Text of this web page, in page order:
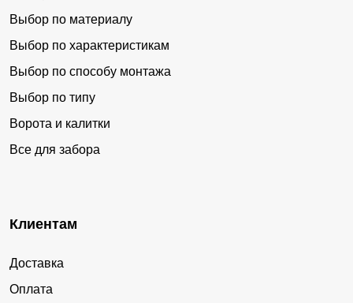
Выбор по материалу
Выбор по характеристикам
Выбор по способу монтажа
Выбор по типу
Ворота и калитки
Все для забора
Клиентам
Доставка
Оплата